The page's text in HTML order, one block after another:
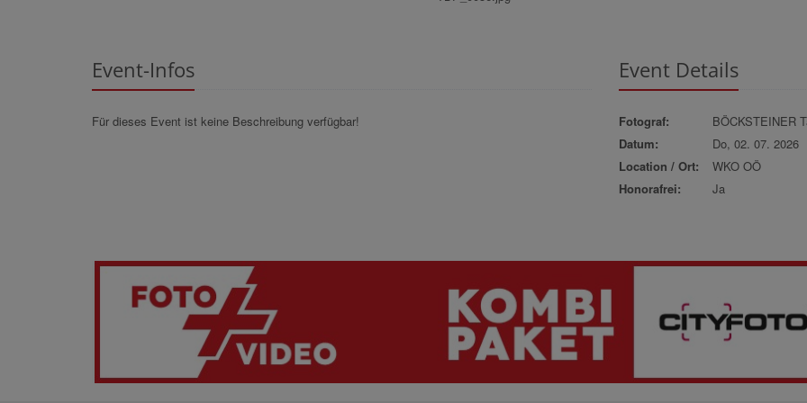
Event-Infos
Für dieses Event ist keine Beschreibung verfügbar!
Event Details
Fotograf:
BÖCKSTEINER
Datum:
Do, 02. 07. 2026
Location / Ort:
WKO OÖ
Honorafrei:
Ja